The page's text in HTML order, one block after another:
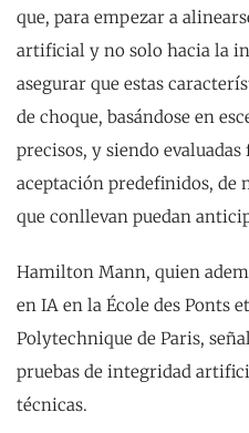
que, para empezar a
artificial y no solo hacia la
asegurar que estas
de choque, basándose en
precisos, y siendo
aceptación predefinidos, de
que conllevan puedan
Hamilton Mann, quien
en IA en la École des Ponts
Polytechnique de Paris,
pruebas de integridad
técnicas.